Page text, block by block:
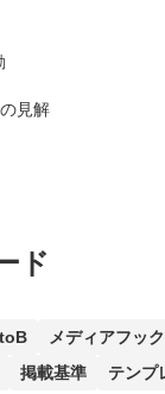
見解
ド
メディアフック
掲載基準 テンプ